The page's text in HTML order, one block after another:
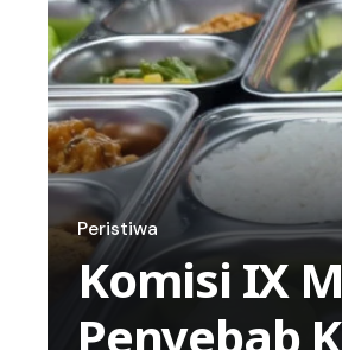
Peristiwa
Komisi IX
Penyebab